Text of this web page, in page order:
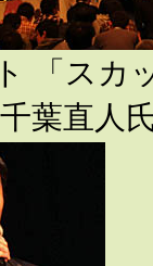
「スカ
葉直人